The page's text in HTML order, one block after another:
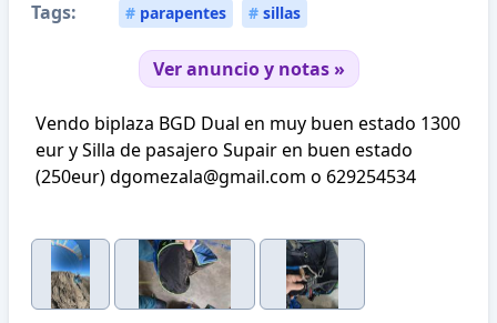
Tags: # parapentes # sillas
Ver anuncio y notas »
Vendo biplaza BGD Dual en muy buen estado 1300
eur y Silla de pasajero Supair en buen estado
(250eur) dgomezala@gmail.com o 629254534